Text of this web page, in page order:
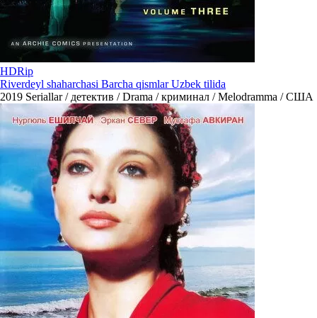
HDRip
Riverdeyl shaharchasi Barcha qismlar Uzbek tilida
2019 Seriallar / детектив / Drama / криминал / Melodramma / США